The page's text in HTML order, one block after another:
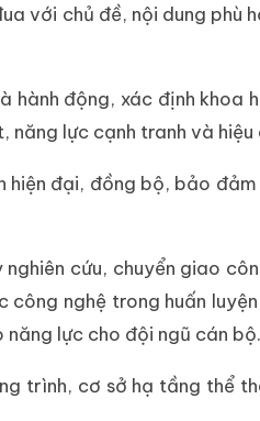
với chủ đề, nội dung
động, xác định khoa
lực cạnh tranh và hiệu
đại, đồng bộ, bảo
cứu, chuyển giao
công nghệ trong huấn
lực cho đội ngũ cán bộ.
trình, cơ sở hạ tầng thể